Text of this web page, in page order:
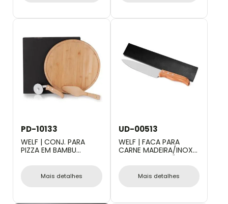
PD-10133
WELF | CONJ. PARA
PIZZA EM BAMBU
Mais detalhes
UD-00513
WELF | FACA PARA
CARNE MADEIRA/INOX
SPECIAL LINE - 8"
Mais detalhes